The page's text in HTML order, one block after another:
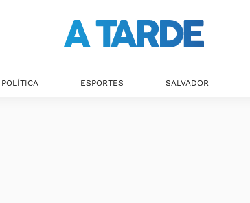
POLÍTICA ESPORTES SALVADOR